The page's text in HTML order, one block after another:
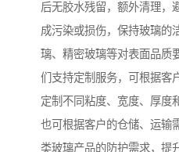
后无胶水残留，额外清理，
成污染或损伤，保持玻璃的
璃、精密玻璃等对表面品质
们支持定制服务，可根据客
定制不同粘度、宽度、厚度
也可根据客户的仓储、运输
类玻璃产品的防护需求，提